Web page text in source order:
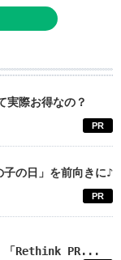
実際お得なの？
PR
の日」を前向きに♪
PR
「Rethink PR...